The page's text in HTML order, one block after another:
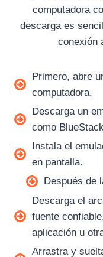
computadora
descarga es
conexión
Primero, abre
computadora.
Descarga un
como
Instala el
en pantalla.
Después de
Descarga el
fuente
aplicación u
Arrastra y